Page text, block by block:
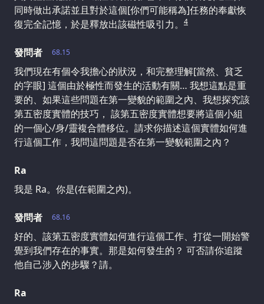
同時做出承諾並且對於這個[你們可能稱為]任務的奉獻恢
復完全記憶，於是釋放出該磁性吸引力。
4
68.15
發問者
我們現在有個令我擔心的狀況，和完整理解[當然、貧乏
的字眼] 這個由於極性而發生的活動有關… 我想這點是重
要的、如果這些問題在第一變貌的範圍之內、我想探究該
第五密度實體的技巧， 該第五密度實體想要將這個小組
的一個心/身/靈複合體移位。請求你描述這個實體如何進
行這個工作，我問這問題是否在第一變貌範圍之內？
Ra
我是 Ra。你是(在範圍之內)。
68.16
發問者
好的、該第五密度實體如何進行這個工作、打從一開始警
覺到我們存在的事實。那是如何發生的？ 可否請你追蹤
他自己涉入的步驟？請。
Ra